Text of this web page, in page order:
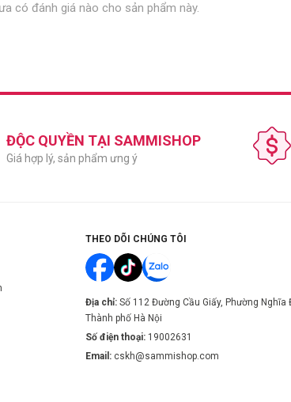
rào cản độ ẩm.
có đánh giá nào cho sản phẩm này.
ĐỘC QUYỀN TẠI SAMMISHOP
Giá hợp lý, sản phẩm ưng ý
THEO DÕI CHÚNG TÔI
Địa chỉ: Số 112 Đường Cầu Giấy, Phường Nghĩa
Thành phố Hà Nội
Số điện thoại: 19002631
Email: cskh@sammishop.com